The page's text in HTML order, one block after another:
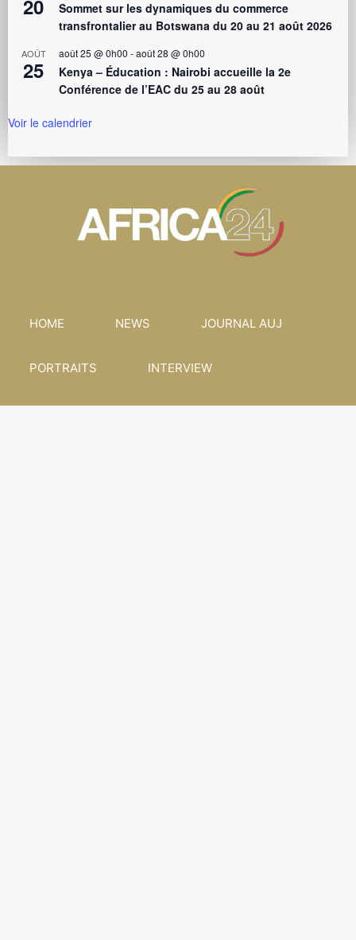
20
Sommet sur les dynamiques du commerce
transfrontalier au Botswana du 20 au 21 août 2026
AOÛT
25
août 25 @ 0h00 -août 28 @ 0h00
Kenya – Éducation : Nairobi accueille la 2e
Conférence de l’EAC du 25 au 28 août
Voir le calendrier
HOME NEWS JOURNAL AUJ
PORTRAITS INTERVIEW